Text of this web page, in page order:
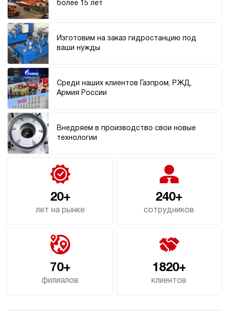
Гидростанция НЭЭ-3И217Т
3.6
78 113 руб Купить
э/магнитный
Гидростанция НЭЭ-3И227Т
4.6
78 113 руб
электрический
более 15 лет
Изготовим на заказ гидростанцию под
ваши нужды
Среди наших клиентов Газпром, РЖД,
Армия России
Внедряем в производство свои новые
технологии
20+
лет на рынке
240+
сотрудников
70+
филиалов
1820+
клиентов